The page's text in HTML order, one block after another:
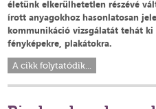
életünk elkerülhetetlen részévé
írott anyagokhoz hasonlatosan
kommunikáció vizsgálatát tehát
fényképekre, plakátokra.
A cikk folytatódik...